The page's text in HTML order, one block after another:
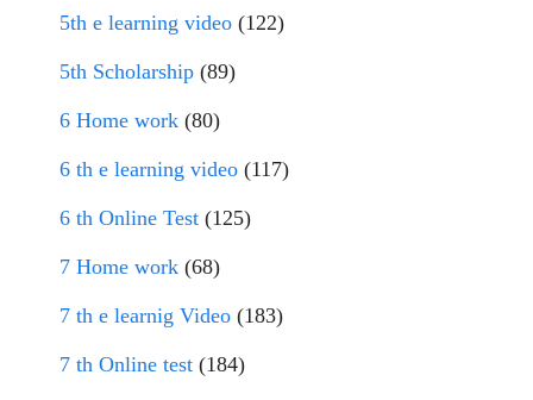
5th e learning video (122)
5th Scholarship (89)
6 Home work (80)
6 th e learning video (117)
6 th Online Test (125)
7 Home work (68)
7 th e learnig Video (183)
7 th Online test (184)